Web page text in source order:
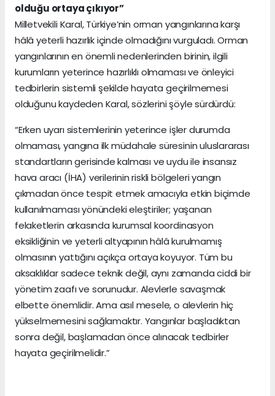
olduğu ortaya çıkıyor”
Milletvekili Karal, Türkiye’nin orman yangınlarına karşı
hâlâ yeterli hazırlık içinde olmadığını vurguladı. Orman
yangınlarının en önemli nedenlerinden birinin, ilgili
kurumların yeterince hazırlıklı olmaması ve önleyici
tedbirlerin sistemli şekilde hayata geçirilmemesi
olduğunu kaydeden Karal, sözlerini şöyle sürdürdü:
“Erken uyarı sistemlerinin yeterince işler durumda
olmaması, yangına ilk müdahale süresinin uluslararası
standartların gerisinde kalması ve uydu ile insansız
hava aracı (İHA) verilerinin riskli bölgeleri yangın
çıkmadan önce tespit etmek amacıyla etkin biçimde
kullanılmaması yönündeki eleştiriler; yaşanan
felaketlerin arkasında kurumsal koordinasyon
eksikliğinin ve yeterli altyapının hâlâ kurulmamış
olmasının yattığını açıkça ortaya koyuyor. Tüm bu
aksaklıklar sadece teknik değil, aynı zamanda ciddi bir
yönetim zaafı ve sorunudur. Alevlerle savaşmak
elbette önemlidir. Ama asıl mesele, o alevlerin hiç
yükselmemesini sağlamaktır. Yangınlar başladıktan
sonra değil, başlamadan önce alınacak tedbirler
hayata geçirilmelidir.”